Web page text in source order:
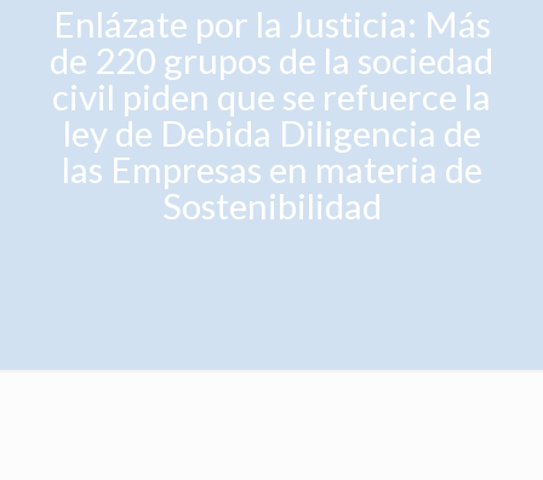
Enlázate por la Justicia: Más
de 220 grupos de la sociedad
civil piden que se refuerce la
ley de Debida Diligencia de
las Empresas en materia de
Sostenibilidad